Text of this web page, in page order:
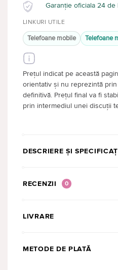
Garanție oficiala 24 de
LINKURI UTILE
Telefoane mobile Telefoane
Prețul indicat pe această
orientativ și nu reprezintă
definitivă. Prețul final va fi
prin intermediul unei discuții
DESCRIERE ȘI
RECENZII 0
LIVRARE
METODE DE PLATĂ